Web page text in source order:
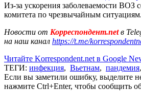
Из-за ускорения заболеваемости ВОЗ
комитета по чрезвычайным ситуациям.
Новости от Корреспондент.netв
на наш канал https://t.me/
Читайте Korrespondent.net в Google
ТЕГИ: инфекция, Вьетнам, пандемия,
Если вы заметили ошибку, выделите
нажмите Ctrl+Enter, чтобы сообщить